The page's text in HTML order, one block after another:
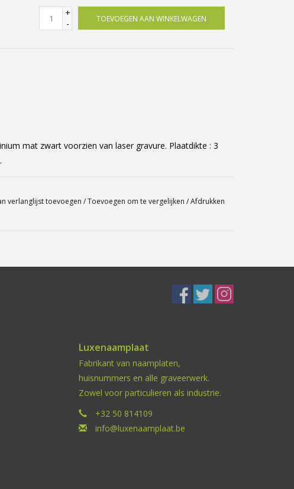
+
-
TOEVOEGEN AAN WINKELWAGEN
mat zwart voorzien van laser gravure. Plaatdikte : 3
verlanglijst toevoegen /Toevoegen om te vergelijken /Afdrukken
Luxenaamplaat
Fabrikant van naamplaten,
huisnummers en alle graveerwerk.
Zowel voor particulieren als industrie.
+32 50 814109
info@luxenaamplaat.be